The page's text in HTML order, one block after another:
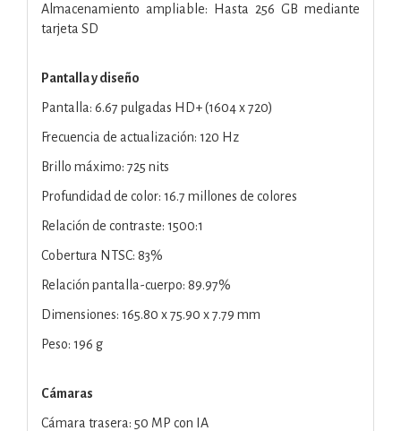
Almacenamiento ampliable: Hasta 256 GB mediante
tarjeta SD
Pantalla y diseño
Pantalla: 6.67 pulgadas HD+ (1604 x 720)
Frecuencia de actualización: 120 Hz
Brillo máximo: 725 nits
Profundidad de color: 16.7 millones de colores
Relación de contraste: 1500:1
Cobertura NTSC: 83%
Relación pantalla-cuerpo: 89.97%
Dimensiones: 165.80 x 75.90 x 7.79 mm
Peso: 196 g
Cámaras
Cámara trasera: 50 MP con IA